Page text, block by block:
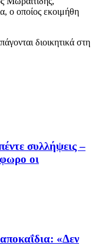
ο οποίος εκοιμήθη
διοικητικά στη
συλλήψεις –
οι
«Δεν